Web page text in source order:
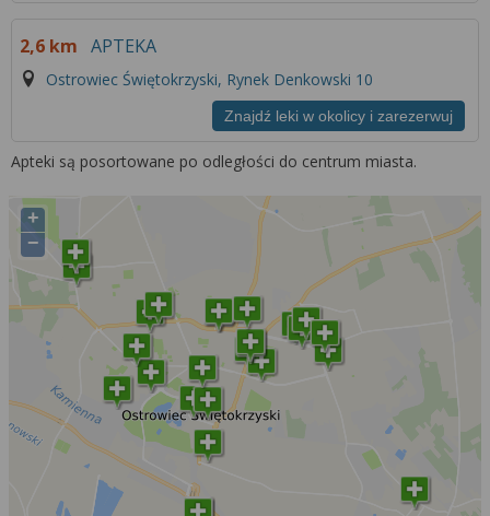
2,6 km APTEKA
Ostrowiec Świętokrzyski, Rynek Denkowski 10
Znajdź leki w okolicy i zarezerwuj
Apteki są posortowane po odległości do centrum miasta.
+
−